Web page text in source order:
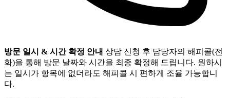
방문 일시 & 시간 확정 안내 상담 신청 후 담당자의 해피콜(전
화)을 통해 방문 날짜와 시간을 최종 확정해 드립니다. 원하시
는 일시가 항목에 없더라도 해피콜 시 편하게 조율 가능합니
다.